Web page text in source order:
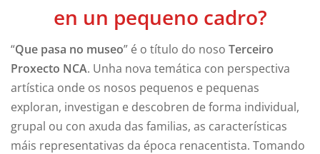
en un pequeno cadro?
“Que pasa no museo” é o título do noso Terceiro
Proxecto NCA. Unha nova temática con perspectiva
artística onde os nosos pequenos e pequenas
exploran, investigan e descobren de forma individual,
grupal ou con axuda das familias, as características
máis representativas da época renacentista. Tomando